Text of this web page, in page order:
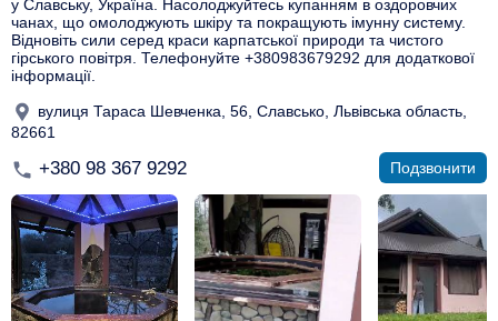
у Славську, Україна. Насолоджуйтесь купанням в оздоровчих
чанах, що омолоджують шкіру та покращують імунну систему.
Відновіть сили серед краси карпатської природи та чистого
гірського повітря. Телефонуйте +380983679292 для додаткової
інформації.
вулиця Тараса Шевченка, 56, Славсько, Львівська область,
82661
+380 98 367 9292 Подзвонити